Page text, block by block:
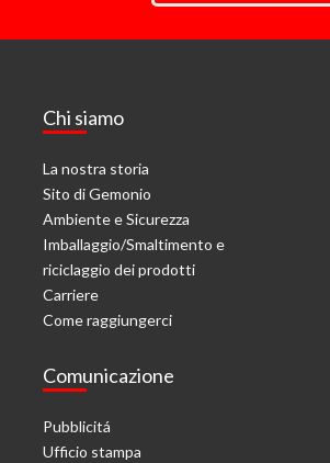
Chi siamo
La nostra storia
Sito di Gemonio
Ambiente e Sicurezza
Imballaggio/Smaltimento e
riciclaggio dei prodotti
Carriere
Come raggiungerci
Comunicazione
Pubblicitá
Ufficio stampa